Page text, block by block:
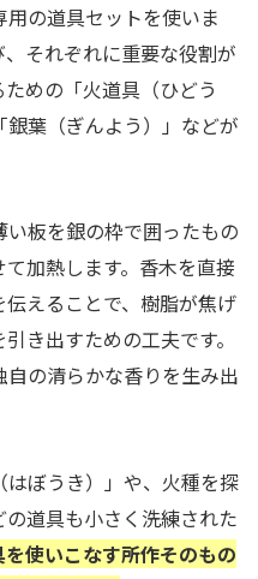
の道具セットを使いま
それぞれに重要な役割が
めの「火道具（ひどう
葉（ぎんよう）」などが
板を銀の枠で囲ったもの
加熱します。香木を直接
えることで、樹脂が焦げ
き出すための工夫です。
の清らかな香りを生み出
ぼうき）」や、火種を探
道具も小さく洗練された
使いこなす所作そのもの